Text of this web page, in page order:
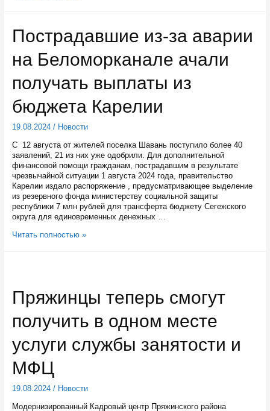
государственного
флага
России
Пострадавшие из-за аварии
на Беломорканале ачали
получать выплаты из
бюджета Карелии
19.08.2024/ Новости
С 12 августа от жителей поселка Шавань поступило более 40
заявлений, 21 из них уже одобрили. Для дополнительной
финансовой помощи гражданам, пострадавшим в результате
чрезвычайной ситуации 1 августа 2024 года, правительство
Карелии издало распоряжение , предусматривающее выделение
из резервного фонда министерству социальной защиты
республики 7 млн рублей для трансферта бюджету Сегежского
округа для единовременных денежных …
Пострадавшие
ачали
получать
выплаты
из
Карелии
Читать полностью »
Пряжинцы теперь смогут
получить в одном месте
услуги службы занятости и
МФЦ
19.08.2024/ Новости
Модернизированный Кадровый центр Пряжинского района